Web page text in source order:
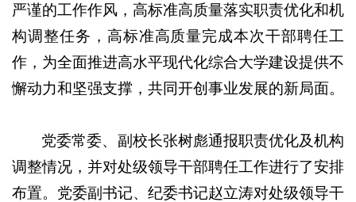
严谨的工作作风，高标准高质量落实职责优化和机
构调整任务，高标准高质量完成本次干部聘任工
作，为全面推进高水平现代化综合大学建设提供不
懈动力和坚强支撑，共同开创事业发展的新局面。
党委常委、副校长张树彪通报职责优化及机构
调整情况，并对处级领导干部聘任工作进行了安排
布置。党委副书记、纪委书记赵立涛对处级领导干